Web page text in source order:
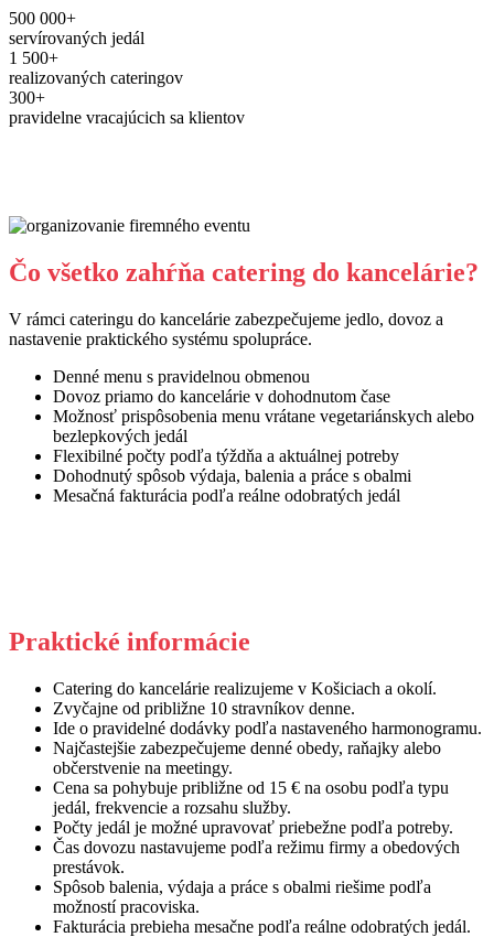
500 000+
servírovaných jedál
1 500+
realizovaných cateringov
300+
pravidelne vracajúcich sa klientov
Čo všetko zahŕňa catering do kancelárie?
V rámci cateringu do kancelárie zabezpečujeme jedlo, dovoz a
nastavenie praktického systému spolupráce.
Denné menu s pravidelnou obmenou
Dovoz priamo do kancelárie v dohodnutom čase
Možnosť prispôsobenia menu vrátane vegetariánskych alebo
bezlepkových jedál
Flexibilné počty podľa týždňa a aktuálnej potreby
Dohodnutý spôsob výdaja, balenia a práce s obalmi
Mesačná fakturácia podľa reálne odobratých jedál
Praktické informácie
Catering do kancelárie realizujeme v Košiciach a okolí.
Zvyčajne od približne 10 stravníkov denne.
Ide o pravidelné dodávky podľa nastaveného harmonogramu.
Najčastejšie zabezpečujeme denné obedy, raňajky alebo
občerstvenie na meetingy.
Cena sa pohybuje približne od 15 € na osobu podľa typu
jedál, frekvencie a rozsahu služby.
Počty jedál je možné upravovať priebežne podľa potreby.
Čas dovozu nastavujeme podľa režimu firmy a obedových
prestávok.
Spôsob balenia, výdaja a práce s obalmi riešime podľa
možností pracoviska.
Fakturácia prebieha mesačne podľa reálne odobratých jedál.